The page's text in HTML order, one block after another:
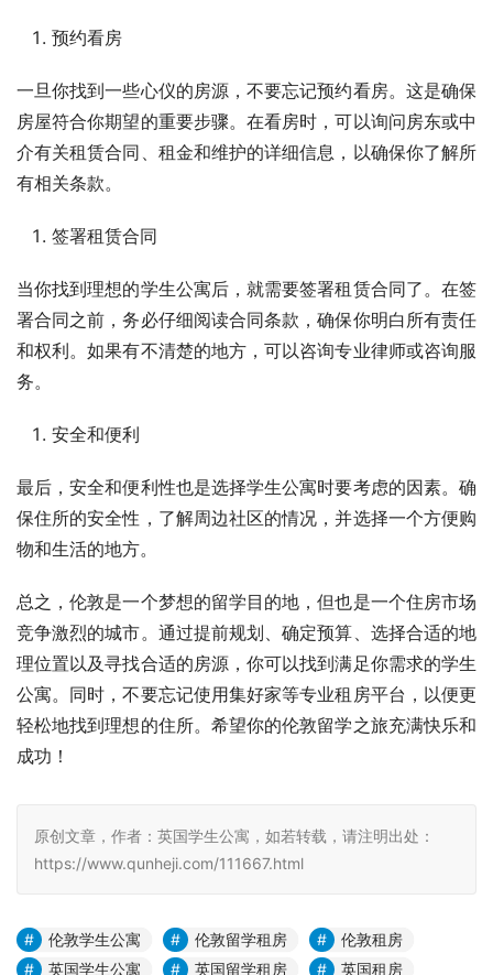
预约看房
一旦你找到一些心仪的房源，不要忘记预约看房。这是确保
房屋符合你期望的重要步骤。在看房时，可以询问房东或中
介有关租赁合同、租金和维护的详细信息，以确保你了解所
有相关条款。
签署租赁合同
当你找到理想的学生公寓后，就需要签署租赁合同了。在签
署合同之前，务必仔细阅读合同条款，确保你明白所有责任
和权利。如果有不清楚的地方，可以咨询专业律师或咨询服
务。
安全和便利
最后，安全和便利性也是选择学生公寓时要考虑的因素。确
保住所的安全性，了解周边社区的情况，并选择一个方便购
物和生活的地方。
总之，伦敦是一个梦想的留学目的地，但也是一个住房市场
竞争激烈的城市。通过提前规划、确定预算、选择合适的地
理位置以及寻找合适的房源，你可以找到满足你需求的学生
公寓。同时，不要忘记使用集好家等专业租房平台，以便更
轻松地找到理想的住所。希望你的伦敦留学之旅充满快乐和
成功！
原创文章，作者：英国学生公寓，如若转载，请注明出处：
https://www.qunheji.com/111667.html
伦敦学生公寓 伦敦留学租房
伦敦租房
英国学生公寓
英国留学租房 英国租房